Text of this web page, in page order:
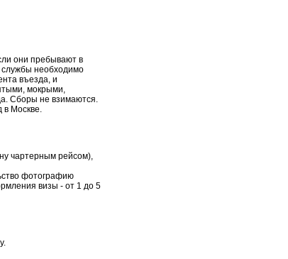
они пребывают в
службы необходимо
въезда, и
мокрыми,
Сборы не взимаются.
в Москве.
чартерным рейсом),
фотографию
визы - от 1 до 5